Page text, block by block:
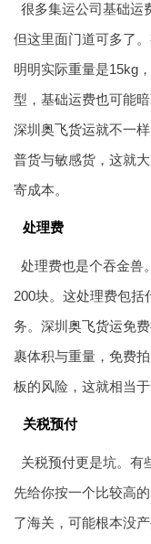
很多集运公司基础运
但这里面门道可多了
明明实际重量是15kg
型，基础运费也可能
深圳 奥飞货运就不一
普货与敏感货，这就
寄成本。
处理费
处理费也是个吞金兽
200块。这处理费包括
务。深圳 奥飞货运免
裹体积与重量，免费
板的风险，这就相当
关税预付
关税预付更是坑。有
先给你按一个比较高
了海关，可能根本没